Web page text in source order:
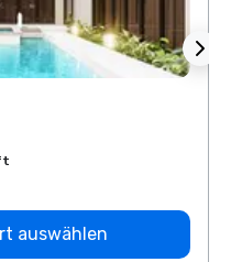
auswählen